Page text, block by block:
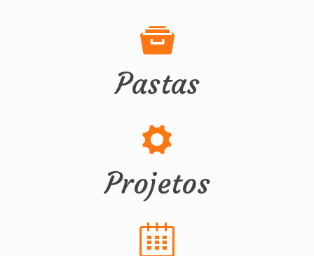
Pastas
Projetos